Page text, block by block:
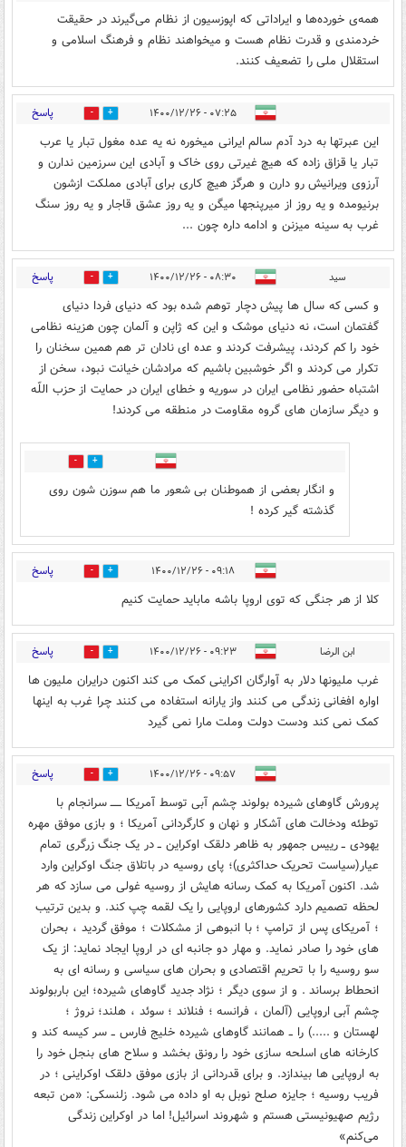
همه‌ی خورده‌ها و ایراداتی که اپوزسیون از نظام می‌گیرند در حقیقت
خردمندی و قدرت نظام هست و میخواهند نظام و فرهنگ اسلامی و
استقلال ملی را تضعیف کنند.
۰۷:۲۵ - ۱۴۰۰/۱۲/۲۶ 2 پاسخ
این عبرتها به درد آدم سالم ایرانی میخوره نه یه عده مغول تبار یا عرب
تبار یا قزاق زاده که هیچ غیرتی روی خاک و آبادی این سرزمین ندارن و
آرزوی ویرانیش رو دارن و هرگز هیچ کاری برای آبادی مملکت ازشون
برنیومده و یه روز از میرپنجها میگن و یه روز عشق قاجار و یه روز سنگ
غرب به سینه میزنن و ادامه داره چون ...
سید ۰۸:۳۰ - ۱۴۰۰/۱۲/۲۶ 4 پاسخ
و کسی که سال ها پیش دچار توهم شده بود که دنیای فردا دنیای
گفتمان است، نه دنیای موشک و این که ژاپن و آلمان چون هزینه نظامی
خود را کم کردند، پیشرفت کردند و عده ای نادان تر هم همین سخنان را
تکرار می کردند و اگر خوشبین باشیم که مرادشان خیانت نبود، سخن از
اشتباه حضور نظامی ایران در سوریه و خطای ایران در حمایت از حزب اللّه
و دیگر سازمان های گروه مقاومت در منطقه می کردند!
1
و انگار بعضى از هموطنان بى شعور ما هم سوزن شون روى
گذشته گير كرده !
۰۹:۱۸ - ۱۴۰۰/۱۲/۲۶ 0 پاسخ
کلا از هر جنگی که توی اروپا باشه ماباید حمایت کنیم
ابن الرضا ۰۹:۲۳ - ۱۴۰۰/۱۲/۲۶ 7 پاسخ
غرب ملیونها دلار به آوارگان اکراینی کمک می کند اکنون درایران ملیون ها
اواره افغانی زندگی می کنند واز یارانه استفاده می کنند چرا غرب به اینها
کمک نمی کند ودست دولت وملت مارا نمی گیرد
۰۹:۵۷ - ۱۴۰۰/۱۲/۲۶ 16 پاسخ
پرورش گاوهای شیرده بولوند چشم آبی توسط آمریکا ــــــ سرانجام با
توطئه ودخالت های آشکار و نهان و کارگردانی آمریکا ؛ و بازی موفق مهره
یهودی ــ رییس جمهور به ظاهر دلقک اوکراین ــ در یک جنگ زرگری تمام
عیار(سیاست تحریک حداکثری)؛ پای روسیه در باتلاق جنگ اوکراین وارد
شد. اکنون آمریکا به کمک رسانه هایش از روسیه غولی می سازد که هر
لحظه تصمیم دارد کشورهای اروپایی را یک لقمه چپ کند. و بدین ترتیب
؛ آمریکای پس از ترامپ ؛ با انبوهی از مشکلات ؛ موفق گردید ، بحران
های خود را صادر نماید. و مهار دو جانبه ای در اروپا ایجاد نماید: از یک
سو روسیه را با تحریم اقتصادی و بحران های سیاسی و رسانه ای به
انحطاط برساند . و از سوی دیگر ؛ نژاد جدید گاوهای شیرده؛ این باربولوند
چشم آبی اروپایی (آلمان ، فرانسه ؛ فنلاند ؛ سوئد ، هلند؛ نروژ ؛
لهستان و .....) را ــ همانند گاوهای شیرده خلیج فارس ــ سر کیسه کند و
کارخانه های اسلحه سازی خود را رونق بخشد و سلاح های بنجل خود را
به اروپایی ها بیندازد. و برای قدردانی از بازی موفق دلقک اوکراینی ؛ در
فریب روسیه ؛ جایزه صلح نوبل به او داده می شود. زلنسکی: «من تبعه
رژیم صهیونیستی هستم و شهروند اسرائیل! اما در اوکراین زندگی
می‌کنم»